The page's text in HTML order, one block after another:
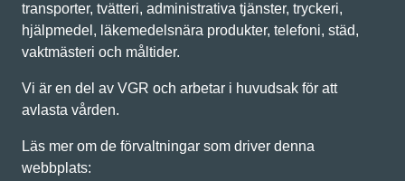
transporter, tvätteri, administrativa tjänster, tryckeri,
hjälpmedel, läkemedelsnära produkter, telefoni, städ,
vaktmästeri och måltider.
Vi är en del av VGR och arbetar i huvudsak för att
avlasta vården.
Läs mer om de förvaltningar som driver denna
webbplats: